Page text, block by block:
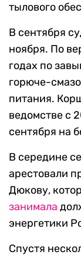
тылового
В сентября
ноября. По
годах по
горюче-
питания.
ведомстве с
сентября на
В середине
арестовали
Дюкову,
занимала
энергетики
Спустя